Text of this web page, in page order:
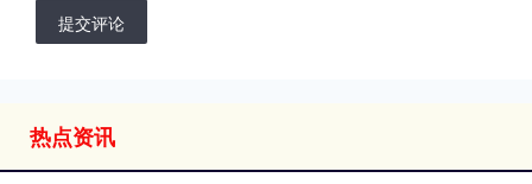
提交评论
热点资讯